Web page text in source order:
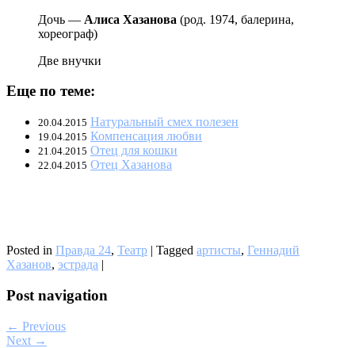
Дочь — Алиса Хазанова (род. 1974, балерина,
хореограф)
Две внучки
Еще по теме:
20.04.2015 Натуральный смех полезен
19.04.2015 Компенсация любви
21.04.2015 Отец для кошки
22.04.2015 Отец Хазанова
Posted in Правда 24, Театр | Tagged артисты, Геннадий
Хазанов, эстрада |
Post navigation
← Previous
Next →